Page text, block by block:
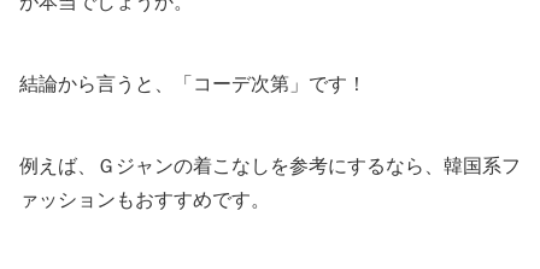
結論から言うと、「コーデ次第」です！
例えば、Ｇジャンの着こなしを参考にするなら、韓国系フ
ァッションもおすすめです。